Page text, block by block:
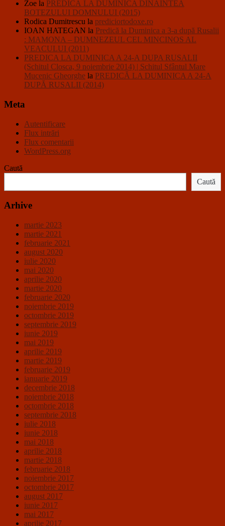
Zoe la PREDICĂ LA DUMINICA DINAINTEA
BOTEZULUI DOMNULUI (2015)
Rodica Dumitrescu la prediciortodoxe.ro
IOAN HATEGAN la Predică la Duminica a 3-a după Rusalii
: MAMONA – DUMNEZEUL CEL MINCINOS AL
VEACULUI (2011)
PREDICA LA DUMINICA A 24-A DUPA RUSALII
(Schitul Closca, 9 noiembrie 2014) | Schitul Sfântul Mare
Mucenic Gheorghe la PREDICĂ LA DUMINICA A 24-A
DUPĂ RUSALII (2014)
Meta
Autentificare
Flux intrări
Flux comentarii
WordPress.org
Caută
Caută
Arhive
martie 2023
martie 2021
februarie 2021
august 2020
iulie 2020
mai 2020
aprilie 2020
martie 2020
februarie 2020
noiembrie 2019
octombrie 2019
septembrie 2019
iunie 2019
mai 2019
aprilie 2019
martie 2019
februarie 2019
ianuarie 2019
decembrie 2018
noiembrie 2018
octombrie 2018
septembrie 2018
iulie 2018
iunie 2018
mai 2018
aprilie 2018
martie 2018
februarie 2018
noiembrie 2017
octombrie 2017
august 2017
iunie 2017
mai 2017
aprilie 2017